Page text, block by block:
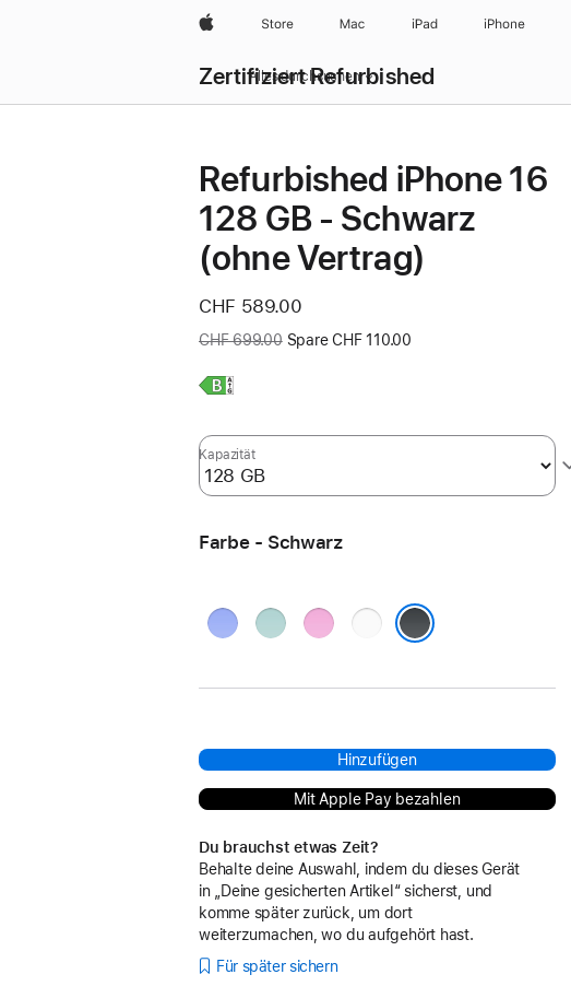
Apple Store Mac iPad iPhone
Zertifiziert Refurbished
Alles durchsuchen
Refurbished iPhone 16
128 GB - Schwarz
(ohne Vertrag)
Jetzt
CHF 589.00
Vorher:
CHF 699.00 Spare CHF 110.00
Weitere
Kapazität
Farbe - Schwarz
UltramarinBlaugrünPink Weiß
Hinzufügen
Mit Apple Pay bezahlen
Du brauchst etwas Zeit?
Behalte deine Auswahl, indem du dieses Gerät
in „Deine gesicherten Artikel“ sicherst, und
komme später zurück, um dort
weiterzumachen, wo du aufgehört hast.
Für später sichern